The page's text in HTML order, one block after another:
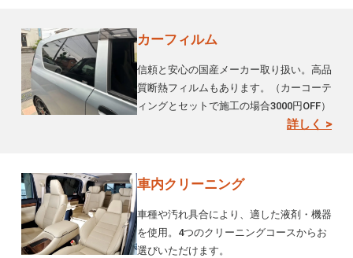
カーフィルム
信頼と安心の国産メーカー取り扱い。高品
質断熱フィルムもあります。（カーコーテ
ィングとセットで施工の場合3000円OFF）
詳しく >
車内クリーニング
車種や汚れ具合により、適した液剤・機器
を使用。4つのクリーニングコースからお
選びいただけます。